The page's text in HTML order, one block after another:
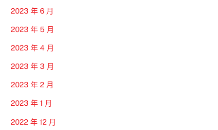
2023 年 6 月
2023 年 5 月
2023 年 4 月
2023 年 3 月
2023 年 2 月
2023 年 1 月
2022 年 12 月